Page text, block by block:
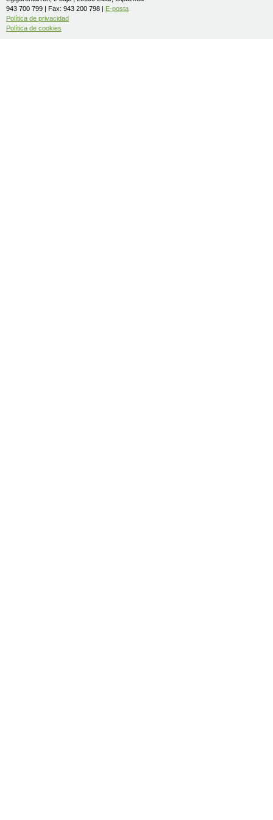
943 700 799 | Fax: 943 200 798 | E-posta
Política de privacidad
Política de cookies